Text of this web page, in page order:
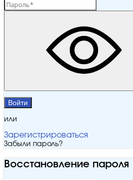
Войти
или
Зарегистрироваться
Забыли пароль?
Восстановление пароля